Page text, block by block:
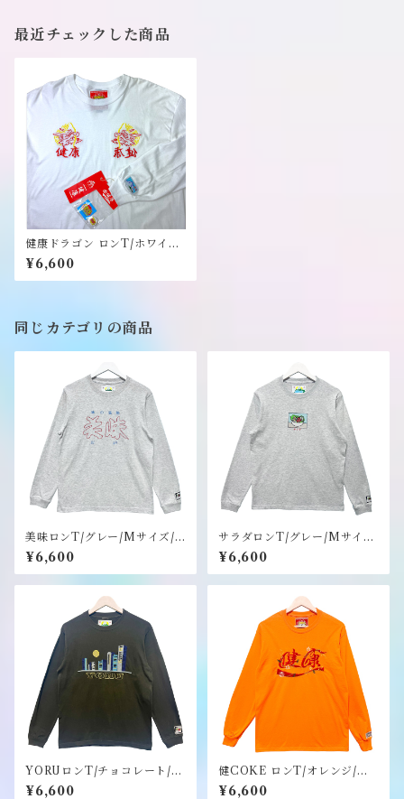
最近チェックした商品
健康ドラゴン ロンT/ホワイト/
XLサイズ 缶バッチとステッカ
ー付き《健康（ヘルシー）》
¥6,600
同じカテゴリの商品
美味ロンT/グレー/Mサイズ/
ステッカーのノベルティー付
き《健康（ヘルシー）》
¥6,600
サラダロンT/グレー/Mサイ
ズ/ステッカーのノベルティー
付き《健康（ヘルシー）》
¥6,600
YORUロンT/チョコレート/M
サイズ/ステッカーのノベルテ
¥6,600
健COKE ロンT/オレンジ/M
サイズ/ノベルティーのステッ
¥6,600